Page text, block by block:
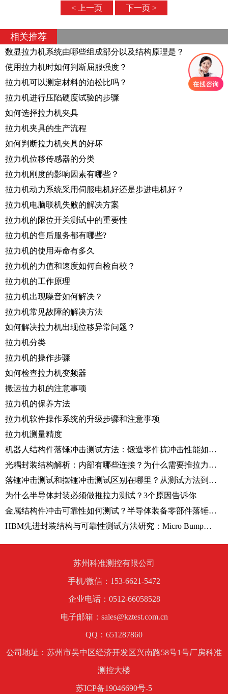
< 上一页 下一页 >
相关推荐
数显拉力机系统由哪些组成部分以及结构原理是？
使用拉力机时如何判断屈服强度？
拉力机可以测定材料的泊松比吗？
拉力机进行压陷硬度试验的步骤
如何选择拉力机夹具
拉力机夹具的生产流程
如何判断拉力机夹具的好坏
拉力机位移传感器的分类
拉力机刚度的影响因素有哪些？
拉力机动力系统采用伺服电机好还是步进电机好？
拉力机电脑联机失败的解决方案
拉力机的限位开关测试中的重要性
拉力机的售后服务都有哪些?
拉力机的使用寿命有多久
拉力机的力值和速度如何自检自校？
拉力机的工作原理
拉力机出现噪音如何解决？
拉力机常见故障的解决方法
如何解决拉力机出现位移异常问题？
拉力机分类
拉力机的操作步骤
如何检查拉力机变频器
搬运拉力机的注意事项
拉力机的保养方法
拉力机软件操作系统的升级步骤和注意事项
拉力机测量精度
机器人结构件落锤冲击测试方法：锻造零件抗冲击性能如何评价？
光耦封装结构解析：内部有哪些连接？为什么需要推拉力测试仪验证？
落锤冲击测试和摆锤冲击测试区别在哪里？从测试方法到应用场景解析
为什么半导体封装必须做推拉力测试？3个原因告诉你
金属结构件冲击可靠性如何测试？半导体装备零部件落锤冲击试验方法解析
HBM先进封装结构与可靠性测试方法研究：Micro Bump剪切测试技术解析
苏州科准测控有限公司
手机/微信：153-6621-5472
企业电话：0512-66058528
电子邮箱：sales@kztest.com.cn
QQ：651287860
公司地址：苏州市吴中区经济开发区兴南路58号1号厂房科准
测控大楼
苏ICP备19046690号-5